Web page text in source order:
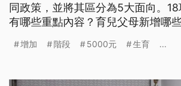
同政策，並將其區分為5大面向。
有哪些重點內容？育兒父母新增哪
增加 階段 5000元 生育 ...